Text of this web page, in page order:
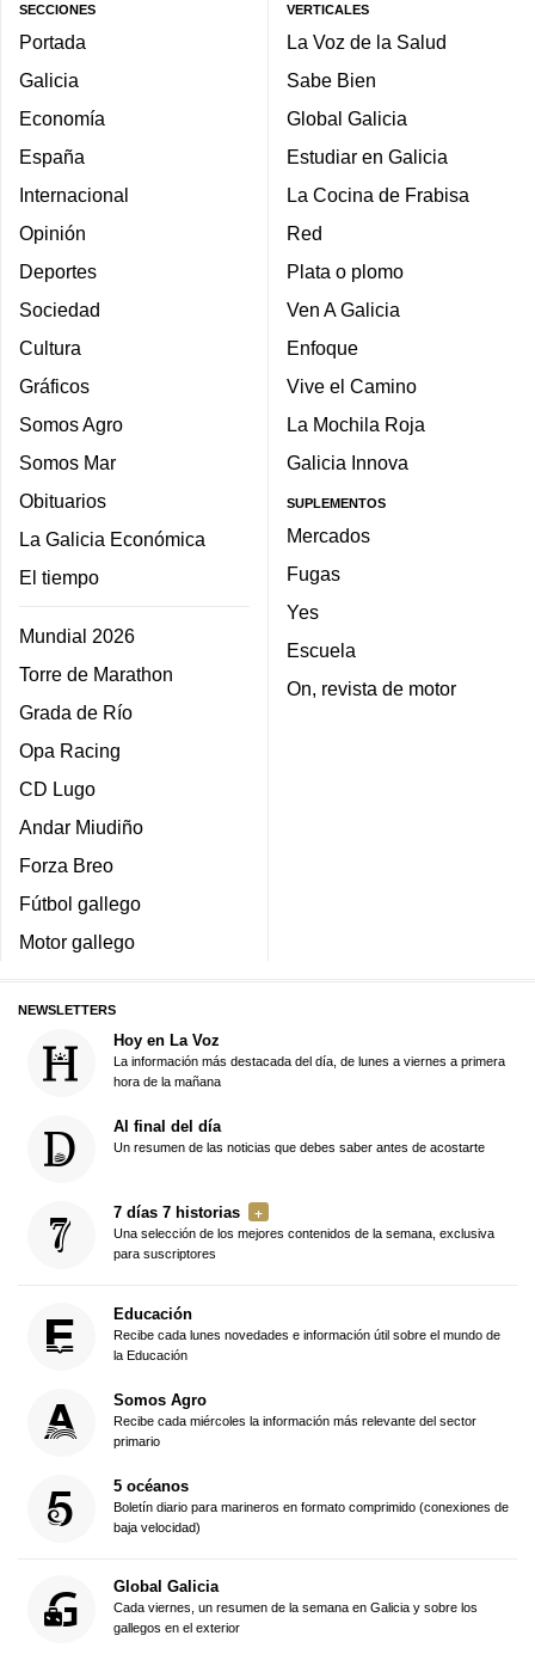
SECCIONES
Portada
Galicia
Economía
España
Internacional
Opinión
Deportes
Sociedad
Cultura
Gráficos
Somos Agro
Somos Mar
Obituarios
La Galicia Económica
El tiempo
Mundial 2026
Torre de Marathon
Grada de Río
Opa Racing
CD Lugo
Andar Miudiño
Forza Breo
Fútbol gallego
Motor gallego
VERTICALES
La Voz de la Salud
Sabe Bien
Global Galicia
Estudiar en Galicia
La Cocina de Frabisa
Red
Plata o plomo
Ven A Galicia
Enfoque
Vive el Camino
La Mochila Roja
Galicia Innova
SUPLEMENTOS
Mercados
Fugas
Yes
Escuela
On, revista de motor
NEWSLETTERS
Hoy en La Voz
La información más destacada del día, de lunes a viernes a primera
hora de la mañana
Al final del día
Un resumen de las noticias que debes saber antes de acostarte
7 días 7 historias
Una selección de los mejores contenidos de la semana, exclusiva
para suscriptores
Educación
Recibe cada lunes novedades e información útil sobre el mundo de
la Educación
Somos Agro
Recibe cada miércoles la información más relevante del sector
primario
5 océanos
Boletín diario para marineros en formato comprimido (conexiones de
baja velocidad)
Global Galicia
Cada viernes, un resumen de la semana en Galicia y sobre los
gallegos en el exterior